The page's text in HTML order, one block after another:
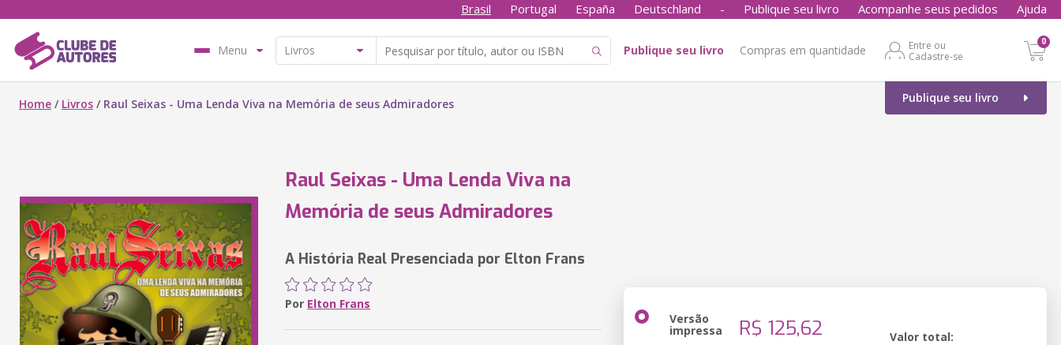
Brasil Portugal España Deutschland - Publique seu livro Acompanhe seus pedidos Ajuda
Menu Publique seu livro Compras em quantidade
Entre ou
Cadastre-se
0
Publique seu livro
Home / Livros / Raul Seixas - Uma Lenda Viva na Memória de seus Admiradores
Raul Seixas - Uma Lenda Viva na
Memória de seus Admiradores
A História Real Presenciada por Elton Frans
Por Elton Frans
Versão
impressa R$ 125,62 Valor total: